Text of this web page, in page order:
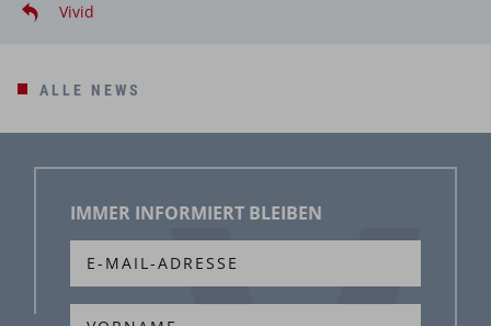
Vivid
ALLE NEWS
IMMER INFORMIERT BLEIBEN